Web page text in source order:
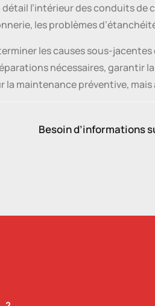
l’intérieur des conduits
les problèmes
les causes sous-
nécessaires, garantir
maintenance préventive,
Besoin d’informations